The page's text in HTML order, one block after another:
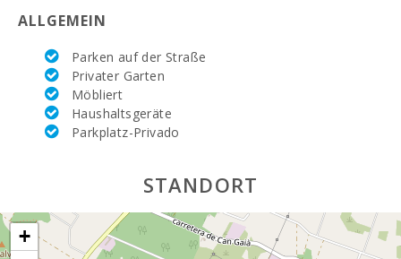
ALLGEMEIN
Parken auf der Straße
Privater Garten
Möbliert
Haushaltsgeräte
Parkplatz-Privado
STANDORT
+